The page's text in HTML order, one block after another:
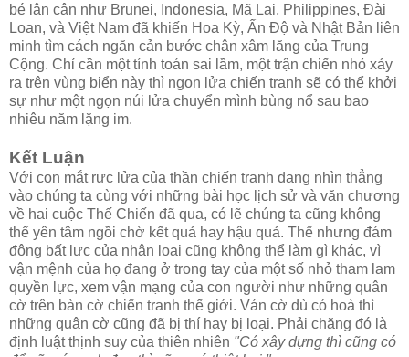
bé lân cận như Brunei, Indonesia, Mã Lai, Philippines, Đài
Loan, và Việt Nam đã khiến Hoa Kỳ, Ấn Độ và Nhật Bản liên
minh tìm cách ngăn cản bước chân xâm lăng của Trung
Cộng. Chỉ cần một tính toán sai lầm, một trận chiến nhỏ xảy
ra trên vùng biển này thì ngọn lửa chiến tranh sẽ có thể khởi
sự như một ngọn núi lửa chuyển mình bùng nổ sau bao
nhiêu năm lặng im.
Kết Luận
Với con mắt rực lửa của thần chiến tranh đang nhìn thẳng
vào chúng ta cùng với những bài học lịch sử và văn chương
về hai cuộc Thế Chiến đã qua, có lẽ chúng ta cũng không
thể yên tâm ngồi chờ kết quả hay hậu quả. Thế nhưng đám
đông bất lực của nhân loại cũng không thể làm gì khác, vì
vận mệnh của họ đang ở trong tay của một số nhỏ tham lam
quyền lực, xem vận mạng của con người như những quân
cờ trên bàn cờ chiến tranh thế giới. Ván cờ dù có hoà thì
những quân cờ cũng đã bị thí hay bị loại. Phải chăng đó là
định luật thịnh suy của thiên nhiên "Có xây dựng thì cũng có